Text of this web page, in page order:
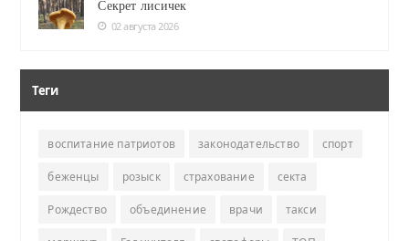
Секрет лисичек
02 августа 2026
Теги
воспитание патриотов законодательство спорт
беженцы розыск страхование секта
Рождество объединение врачи такси